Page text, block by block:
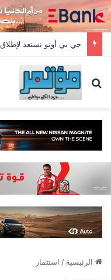
بحث عن
الرئيسية / استثمار